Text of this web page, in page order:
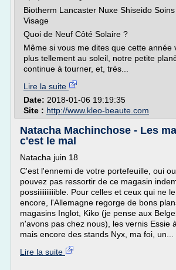
Biotherm Lancaster Nuxe Shiseido
Visage
Quoi de Neuf Côté Solaire ?
Même si vous me dites que cette année
plus tellement au soleil, notre petite
continue à tourner, et, très...
Lire la suite
Date: 2018-01-06 19:19:35
Site : http://www.kleo-beaute.com
Natacha Machinchose - Les
c'est le mal
Natacha juin 18
C'est l'ennemi de votre portefeuille, oui
pouvez pas ressortir de ce magasin
possiiiiiiiiiible. Pour celles et ceux qui ne
encore, l'Allemagne regorge de bons
magasins Inglot, Kiko (je pense aux
n'avons pas chez nous), les vernis Essie
mais encore des stands Nyx, ma foi, un...
Lire la suite